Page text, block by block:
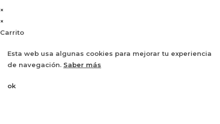
×
×
Carrito
Esta web usa algunas cookies para mejorar tu experiencia
de navegación. Saber más
ok